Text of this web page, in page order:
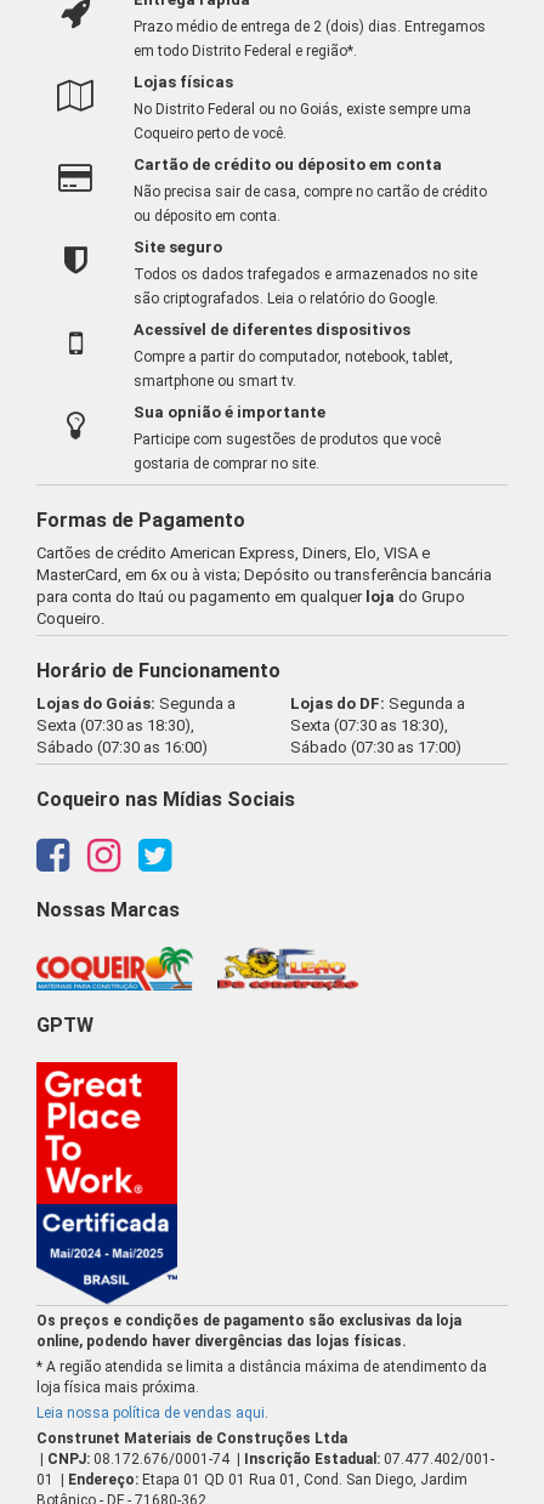
Prazo médio de entrega de 2 (dois) dias. Entregamos
em todo Distrito Federal e região*.
Lojas físicas
No Distrito Federal ou no Goiás, existe sempre uma
Coqueiro perto de você.
Cartão de crédito ou déposito em conta
Não precisa sair de casa, compre no cartão de crédito
ou déposito em conta.
Site seguro
Todos os dados trafegados e armazenados no site
são criptografados. Leia o relatório do Google.
Acessível de diferentes dispositivos
Compre a partir do computador, notebook, tablet,
smartphone ou smart tv.
Sua opnião é importante
Participe com sugestões de produtos que você
gostaria de comprar no site.
Formas de Pagamento
Cartões de crédito American Express, Diners, Elo, VISA e
MasterCard, em 6x ou à vista; Depósito ou transferência bancária
para conta do Itaú ou pagamento em qualquer loja do Grupo
Coqueiro.
Horário de Funcionamento
Lojas do Goiás: Segunda a
Sexta (07:30 as 18:30),
Sábado (07:30 as 16:00)
Lojas do DF: Segunda a
Sexta (07:30 as 18:30),
Sábado (07:30 as 17:00)
Coqueiro nas Mídias Sociais
Nossas Marcas
GPTW
Os preços e condições de pagamento são exclusivas da loja
online, podendo haver divergências das lojas físicas.
* A região atendida se limita a distância máxima de atendimento da
loja física mais próxima.
Leia nossa política de vendas aqui
Construnet Materiais de Construções Ltda
| CNPJ: 08.172.676/0001-74 | Inscrição Estadual: 07.477.402/001-
01
| Endereço: Etapa 01 QD 01 Rua 01, Cond. San Diego, Jardim
Botânico - DF - 71680-362